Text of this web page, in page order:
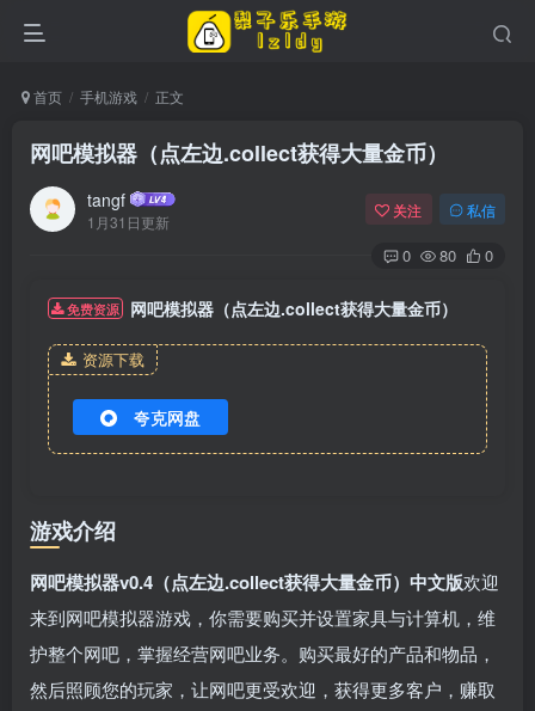
首页 手机游戏 正文
网吧模拟器（点左边.collect获得大量金币）
tangf
1月31日更新
关注 私信
0 80 0
免费资源 网吧模拟器（点左边.collect获得大量金币）
资源下载
夸克网盘
游戏介绍
网吧模拟器v0.4（点左边.collect获得大量金币）中文版欢迎
来到网吧模拟器游戏，你需要购买并设置家具与计算机，维
护整个网吧，掌握经营网吧业务。购买最好的产品和物品，
然后照顾您的玩家，让网吧更受欢迎，获得更多客户，赚取